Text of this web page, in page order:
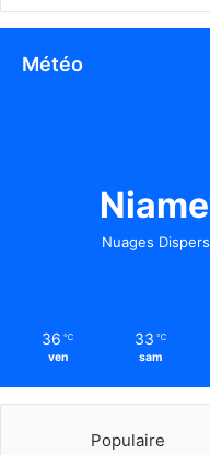
Météo
Nuages
36 ℃
ven
33 ℃
sam
Populaire